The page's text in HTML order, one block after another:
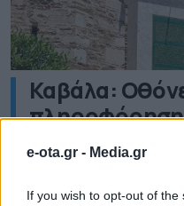
e-ota.gr - Media.gr
If you wish to opt-out of
Καβάλα:
παγκάκια στο
Εμπορίου”